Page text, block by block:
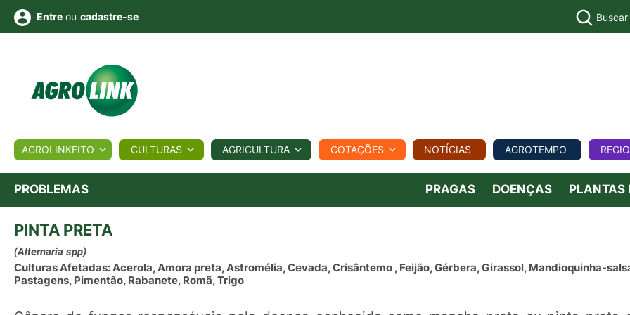
BIOLÓGICOS COTAÇÕES NOTÍCIAS AGROTEMPO REGIONAL COMERCIAL AGROVIAGENS
Conversor Colunistas
Entre ou cadastre-se Buscar
AGROLINKFITO CULTURAS AGRICULTURA COTAÇÕES NOTÍCIAS AGROTEMPO
PROBLEMAS PRAGAS DOENÇAS PLANTAS
PINTA PRETA
(Alternaria spp)
Culturas Afetadas: Acerola, Amora preta, Astromélia, Cevada, Crisântemo , Feijão, Gérbera, Girassol, Mandioquinha-
Pastagens, Pimentão, Rabanete, Romã, Trigo